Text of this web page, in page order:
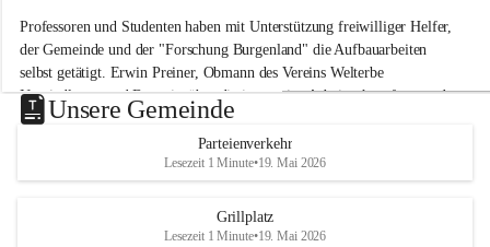
Professoren und Studenten haben mit Unterstützung freiwilliger Helfer,
der Gemeinde und der "Forschung Burgenland" die Aufbauarbeiten
selbst getätigt. Erwin Preiner, Obmann des Vereins Welterbe
Neusiedlersee und Bgm. ist über die innovative Arbeit sehr erfreut und
hofft auf baldige praktische Anwendung der Forschungsergebnisse.
Gerade in Zeiten des Klimawandels ist jede technologische Innovation
wichtig!
Unsere Gemeinde
Parteienverkehr
Lesezeit 1 Minute•19. Mai 2026
Grillplatz
Lesezeit 1 Minute•19. Mai 2026